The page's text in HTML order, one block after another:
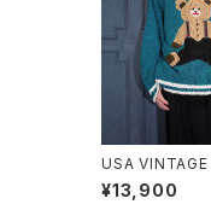
USA
knitted by
EAR DESIGN
¥13,900